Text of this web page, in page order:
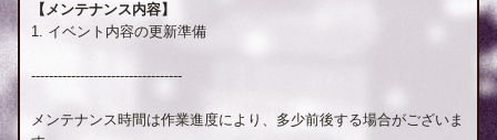
【メンテナンス内容】
1. イベント内容の更新準備
----------------------------------
メンテナンス時間は作業進度により、多少前後する場合がございま